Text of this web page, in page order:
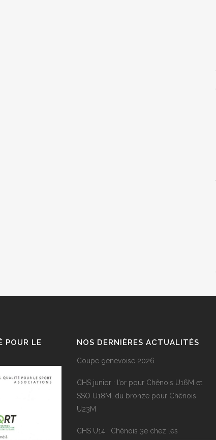
POUR LE
NOS DERNIÈRES ACTUALITÉS
Coupe genevoise 2026
CHS junior : l’or pour Chênois U16M et
SSO U18M, du bronze pour Chênois
U23M
CHS U14 : Chênois 3e chez les